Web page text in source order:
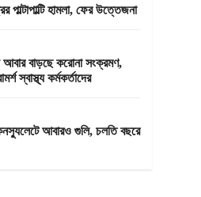
পাল্টাপাল্টি হামলা, ফের উত্তেজনা
আবার বাড়ছে করোনা সংক্রমণ,
স্বাস্থ্য কর্মকর্তাদের
কনস্যুলেটে আবারও গুলি, চলতি বছরে